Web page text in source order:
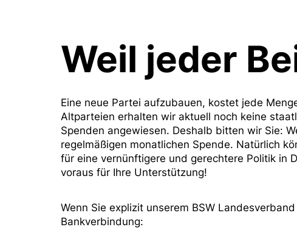
Weil jeder
Eine neue Partei aufzubauen, kostet jede
Altparteien erhalten wir aktuell noch keine
Spenden angewiesen. Deshalb bitten wir Sie:
regelmäßigen monatlichen Spende. Natürlich
für eine vernünftigere und gerechtere Politik in
voraus für Ihre Unterstützung!
Wenn Sie explizit unserem BSW
Bankverbindung: